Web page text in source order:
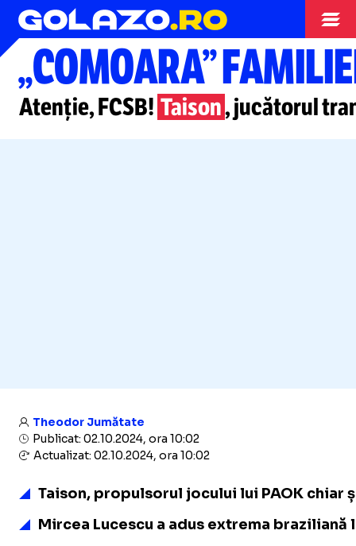
Europa League
„COMOARA”
Atenție, FCSB! Taison, jucătorul
Theodor Jumătate
Publicat: 02.10.2024, ora 10:02
Actualizat: 02.10.2024, ora 10:02
Taison, propulsorul jocului lui PAOK chiar
Mircea Lucescu a adus extrema